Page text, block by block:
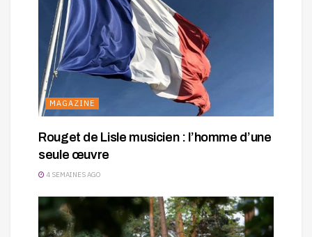
MAGAZINE
Rouget de Lisle musicien : l’homme d’une
seule œuvre
4 SEMAINES AGO